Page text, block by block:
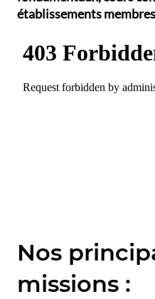
établissements
Nos
missions :